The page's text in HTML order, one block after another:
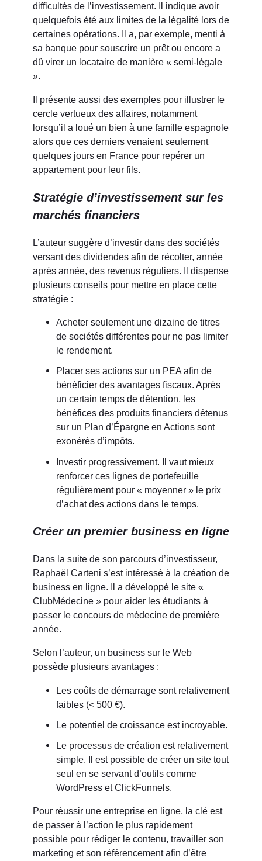
difficultés de l’investissement. Il indique avoir
quelquefois été aux limites de la légalité lors de
certaines opérations. Il a, par exemple, menti à
sa banque pour souscrire un prêt ou encore a
dû virer un locataire de manière « semi-légale
».
Il présente aussi des exemples pour illustrer le
cercle vertueux des affaires, notamment
lorsqu’il a loué un bien à une famille espagnole
alors que ces derniers venaient seulement
quelques jours en France pour repérer un
appartement pour leur fils.
Stratégie d’investissement sur les
marchés financiers
L’auteur suggère d’investir dans des sociétés
versant des dividendes afin de récolter, année
après année, des revenus réguliers. Il dispense
plusieurs conseils pour mettre en place cette
stratégie :
Acheter seulement une dizaine de titres
de sociétés différentes pour ne pas limiter
le rendement.
Placer ses actions sur un PEA afin de
bénéficier des avantages fiscaux. Après
un certain temps de détention, les
bénéfices des produits financiers détenus
sur un Plan d’Épargne en Actions sont
exonérés d’impôts.
Investir progressivement. Il vaut mieux
renforcer ces lignes de portefeuille
régulièrement pour « moyenner » le prix
d’achat des actions dans le temps.
Créer un premier business en ligne
Dans la suite de son parcours d’investisseur,
Raphaël Carteni s’est intéressé à la création de
business en ligne. Il a développé le site «
ClubMédecine » pour aider les étudiants à
passer le concours de médecine de première
année.
Selon l’auteur, un business sur le Web
possède plusieurs avantages :
Les coûts de démarrage sont relativement
faibles (< 500 €).
Le potentiel de croissance est incroyable.
Le processus de création est relativement
simple. Il est possible de créer un site tout
seul en se servant d’outils comme
WordPress et ClickFunnels.
Pour réussir une entreprise en ligne, la clé est
de passer à l’action le plus rapidement
possible pour rédiger le contenu, travailler son
marketing et son référencement afin d’être